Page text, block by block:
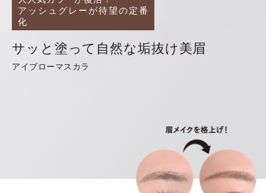
アッシュグレーが待望の定番
化
サッと塗って自然な垢抜け美眉
アイブローマスカラ